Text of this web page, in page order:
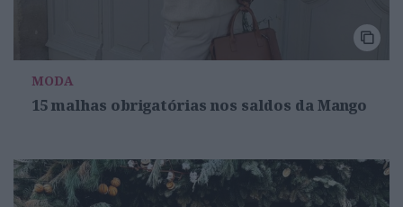
MODA
15 malhas obrigatórias nos saldos da Mango